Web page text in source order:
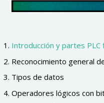
Introducción y partes PLC
Reconocimiento general
Tipos de datos
Operadores lógicos con